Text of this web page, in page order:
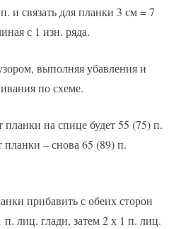
и связать для планки 3 см = 7
с 1 изн. ряда.
выполняя убавления и
по схеме.
планки на спице будет 55 (75) п.
планки – снова 65 (89) п.
прибавить с обеих сторон
п. лиц. глади, затем 2 х 1 п. лиц.